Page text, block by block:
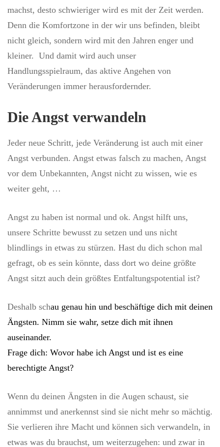
machst, desto schwieriger wird es mit der Zeit werden.
Denn die Komfortzone in der wir uns befinden, bleibt
nicht gleich, sondern wird mit den Jahren enger und
kleiner. Und damit wird auch unser
Handlungsspielraum, das aktive Angehen von
Veränderungen immer herausfordernder.
Die Angst verwandeln
Jeder neue Schritt, jede Veränderung ist auch mit einer
Angst verbunden. Angst etwas falsch zu machen, Angst
vor dem Unbekannten, Angst nicht zu wissen, wie es
weiter geht, …
Angst zu haben ist normal und ok. Angst hilft uns,
unsere Schritte bewusst zu setzen und uns nicht
blindlings in etwas zu stürzen. Hast du dich schon mal
gefragt, ob es sein könnte, dass dort wo deine größte
Angst sitzt auch dein größtes Entfaltungspotential ist?
Deshalb schau genau hin und beschäftige dich mit deinen
Ängsten. Nimm sie wahr, setze dich mit ihnen
auseinander.
Frage dich: Wovor habe ich Angst und ist es eine
berechtigte Angst?
Wenn du deinen Ängsten in die Augen schaust, sie
annimmst und anerkennst sind sie nicht mehr so mächtig.
Sie verlieren ihre Macht und können sich verwandeln, in
etwas was du brauchst, um weiterzugehen: und zwar in